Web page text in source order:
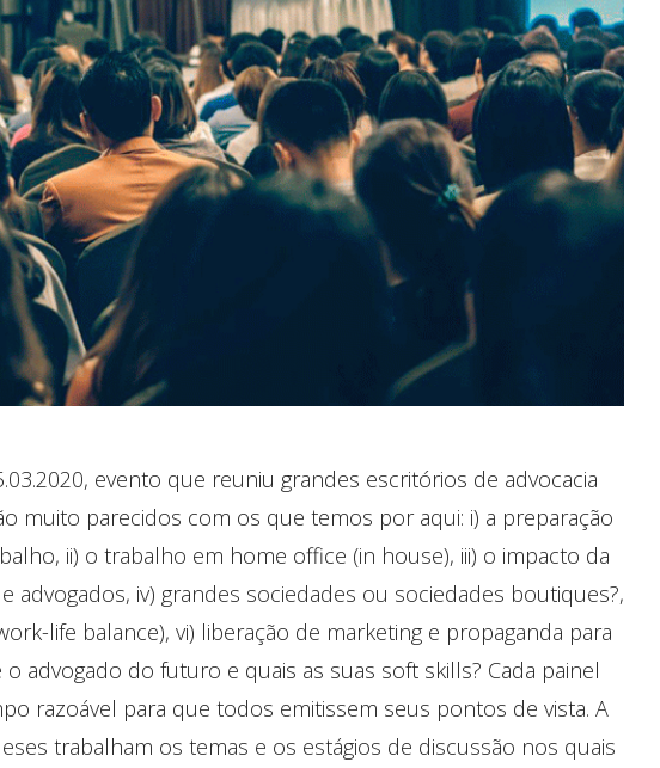
evento que reuniu grandes escritórios de advocacia
muito parecidos com os que temos por aqui: i) a preparação
ii) o trabalho em home office (in house), iii) o impacto da
advogados, iv) grandes sociedades ou sociedades boutiques?,
life balance), vi) liberação de marketing e propaganda para
advogado do futuro e quais as suas soft skills? Cada painel
razoável para que todos emitissem seus pontos de vista. A
trabalham os temas e os estágios de discussão nos quais